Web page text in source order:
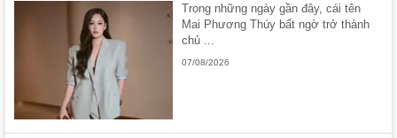
Trong những ngày gần đây, cái tên
Mai Phương Thúy bất ngờ trở thành
chủ ...
07/08/2026